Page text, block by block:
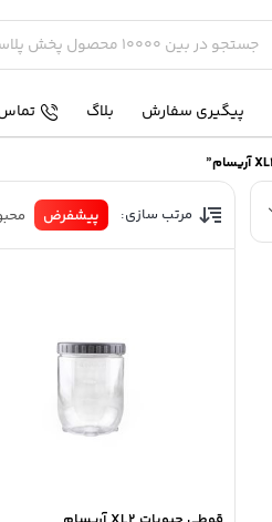
پیگیری سفارش بلاگ تماس
مرتب سازی: پیشفرض